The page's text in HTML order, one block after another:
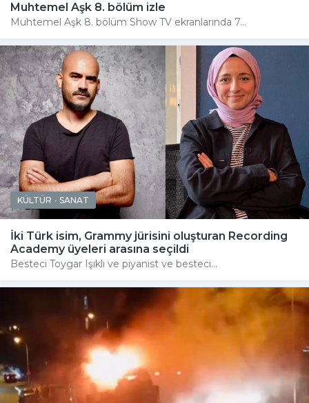
Muhtemel Aşk 8. bölüm izle
Muhtemel Aşk 8. bölüm Show TV ekranlarında 7...
KÜLTÜR - SANAT
İki Türk isim, Grammy jürisini oluşturan Recording
Academy üyeleri arasına seçildi
Besteci Toygar Işıklı ve piyanist ve besteci...